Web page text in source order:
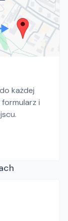
każdej
i